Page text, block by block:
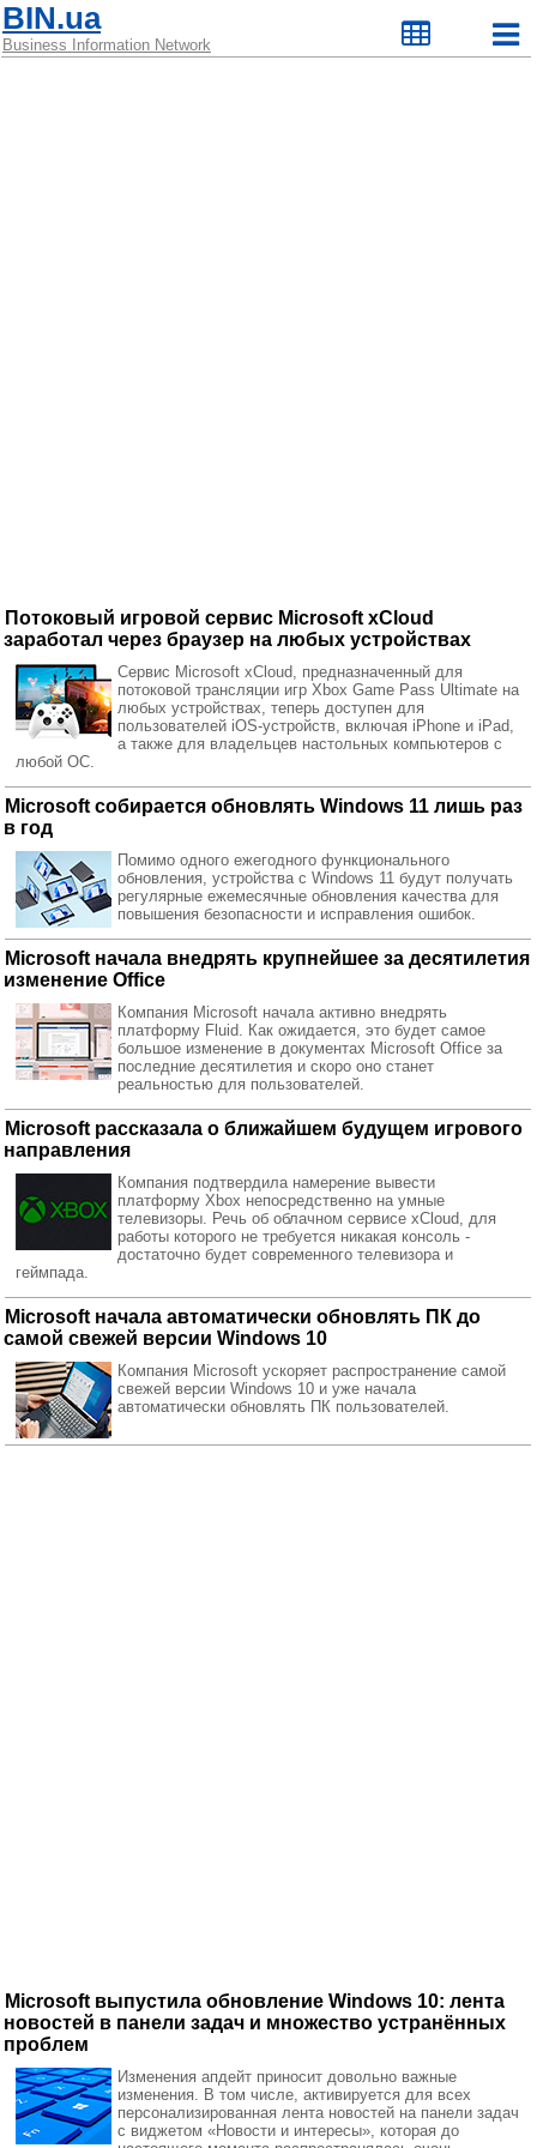
BIN.ua
Business Information Network
Потоковый игровой сервис Microsoft xCloud
заработал через браузер на любых устройствах
Сервис Microsoft xCloud, предназначенный для
потоковой трансляции игр Xbox Game Pass Ultimate на
любых устройствах, теперь доступен для
пользователей iOS-устройств, включая iPhone и iPad,
а также для владельцев настольных компьютеров с
любой ОС.
Microsoft собирается обновлять Windows 11 лишь раз
в год
Помимо одного ежегодного функционального
обновления, устройства с Windows 11 будут получать
регулярные ежемесячные обновления качества для
повышения безопасности и исправления ошибок.
Microsoft начала внедрять крупнейшее за десятилетия
изменение Office
Компания Microsoft начала активно внедрять
платформу Fluid. Как ожидается, это будет самое
большое изменение в документах Microsoft Office за
последние десятилетия и скоро оно станет
реальностью для пользователей.
Microsoft рассказала о ближайшем будущем игрового
направления
Компания подтвердила намерение вывести
платформу Xbox непосредственно на умные
телевизоры. Речь об облачном сервисе xCloud, для
работы которого не требуется никакая консоль -
достаточно будет современного телевизора и
геймпада.
Microsoft начала автоматически обновлять ПК до
самой свежей версии Windows 10
Компания Microsoft ускоряет распространение самой
свежей версии Windows 10 и уже начала
автоматически обновлять ПК пользователей.
Microsoft выпустила обновление Windows 10: лента
новостей в панели задач и множество устранённых
проблем
Изменения апдейт приносит довольно важные
изменения. В том числе, активируется для всех
персонализированная лента новостей на панели задач
с виджетом «Новости и интересы», которая до